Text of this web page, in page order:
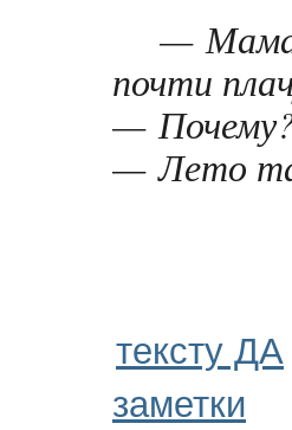
— Мама,
почти
—
— Лето
тексту ДА
заметки